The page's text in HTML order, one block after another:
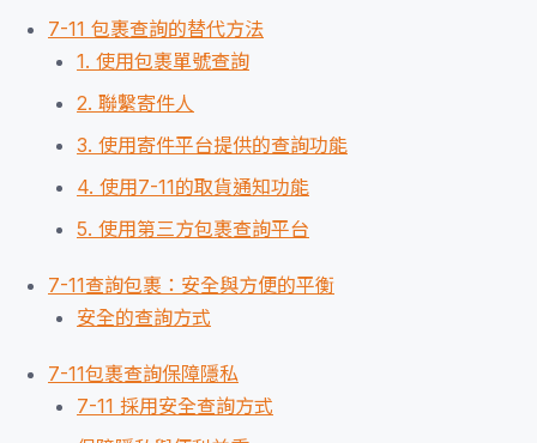
7-11 包裹查詢的替代方法
1. 使用包裹單號查詢
2. 聯繫寄件人
3. 使用寄件平台提供的查詢功能
4. 使用7-11的取貨通知功能
5. 使用第三方包裹查詢平台
7-11查詢包裹：安全與方便的平衡
安全的查詢方式
7-11包裹查詢保障隱私
7-11 採用安全查詢方式